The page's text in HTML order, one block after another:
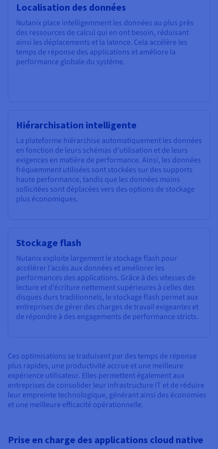
Localisation des données
Nutanix place intelligemment les données au plus près
des ressources de calcul qui en ont besoin, réduisant
ainsi les déplacements et la latence. Cela accélère les
temps de réponse des applications et améliore la
performance globale du système.
Hiérarchisation intelligente
La plateforme hiérarchise automatiquement les données
en fonction de leurs schémas d’utilisation et de leurs
exigences en matière de performance. Ainsi, les données
fréquemment utilisées sont stockées sur des supports
haute performance, tandis que les données moins
sollicitées sont déplacées vers des options de stockage
plus économiques.
Stockage flash
Nutanix exploite largement le stockage flash pour
accélérer l’accès aux données et améliorer les
performances des applications. Grâce à des vitesses de
lecture et d’écriture nettement supérieures à celles des
disques durs traditionnels, le stockage flash permet aux
entreprises de gérer des charges de travail exigeantes et
de répondre à des engagements de performance stricts.
Ces optimisations se traduisent par des temps de réponse
plus rapides, une productivité accrue et une meilleure
expérience utilisateur. Elles permettent également aux
entreprises de consolider leur infrastructure IT et de réduire
leur empreinte technologique, générant ainsi des économies
et une meilleure efficacité opérationnelle.
Prise en charge des applications cloud native